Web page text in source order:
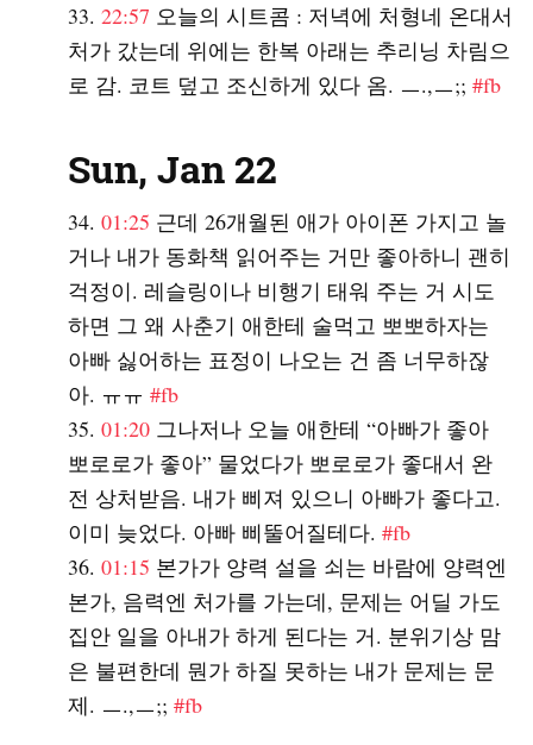
22:57 오늘의 시트콤 : 저녁에 처형네 온대서
처가 갔는데 위에는 한복 아래는 추리닝 차림으
로 감. 코트 덮고 조신하게 있다 옴. ㅡ.,ㅡ;; #fb
Sun, Jan 22
01:25 근데 26개월된 애가 아이폰 가지고 놀
거나 내가 동화책 읽어주는 거만 좋아하니 괜히
걱정이. 레슬링이나 비행기 태워 주는 거 시도
하면 그 왜 사춘기 애한테 술먹고 뽀뽀하자는
아빠 싫어하는 표정이 나오는 건 좀 너무하잖
아. ㅠㅠ #fb
01:20 그나저나 오늘 애한테 “아빠가 좋아
뽀로로가 좋아” 물었다가 뽀로로가 좋대서 완
전 상처받음. 내가 삐져 있으니 아빠가 좋다고.
이미 늦었다. 아빠 삐뚤어질테다. #fb
01:15 본가가 양력 설을 쇠는 바람에 양력엔
본가, 음력엔 처가를 가는데, 문제는 어딜 가도
집안 일을 아내가 하게 된다는 거. 분위기상 맘
은 불편한데 뭔가 하질 못하는 내가 문제는 문
제. ㅡ.,ㅡ;; #fb